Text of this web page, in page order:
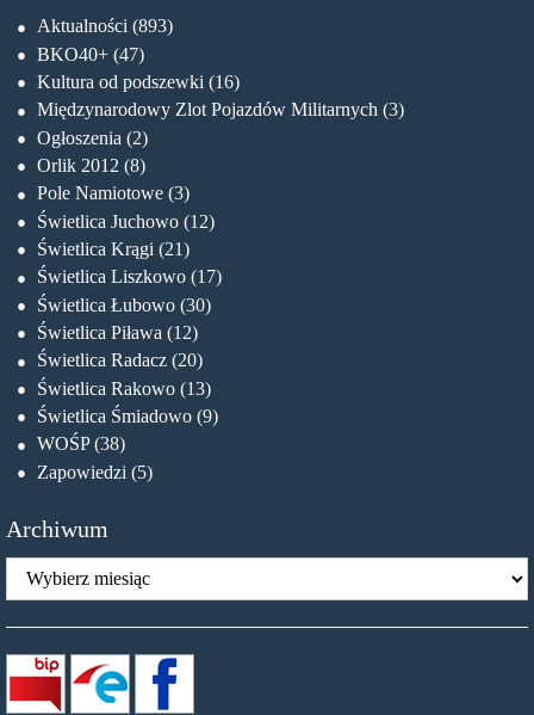
Aktualności (893)
BKO40+ (47)
Kultura od podszewki (16)
Międzynarodowy Zlot Pojazdów Militarnych (3)
Ogłoszenia (2)
Orlik 2012 (8)
Pole Namiotowe (3)
Świetlica Juchowo (12)
Świetlica Krągi (21)
Świetlica Liszkowo (17)
Świetlica Łubowo (30)
Świetlica Piława (12)
Świetlica Radacz (20)
Świetlica Rakowo (13)
Świetlica Śmiadowo (9)
WOŚP(38)
Zapowiedzi (5)
Archiwum
Archiwum